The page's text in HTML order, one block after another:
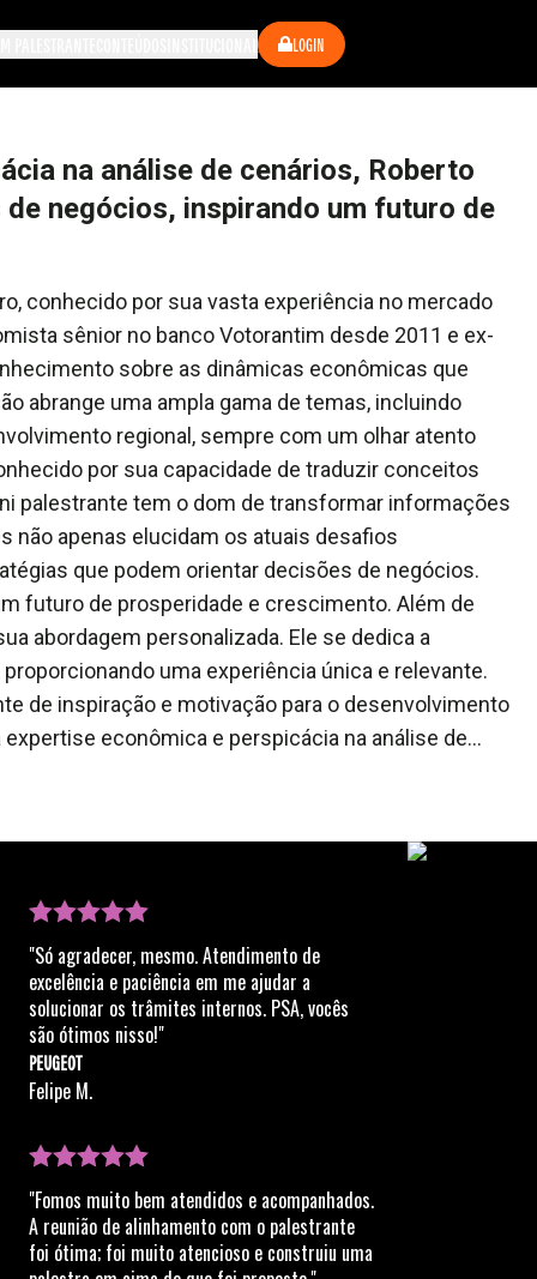
LOGIN
na análise de cenários, Roberto
negócios, inspirando um futuro de
conhecido por sua vasta experiência no mercado
sênior no banco Votorantim desde 2011 e ex-
sobre as dinâmicas econômicas que
abrange uma ampla gama de temas, incluindo
regional, sempre com um olhar atento
por sua capacidade de traduzir conceitos
palestrante tem o dom de transformar informações
não apenas elucidam os atuais desafios
que podem orientar decisões de negócios.
futuro de prosperidade e crescimento. Além de
abordagem personalizada. Ele se dedica a
uma experiência única e relevante.
de inspiração e motivação para o desenvolvimento
econômica e perspicácia na análise de
de negócios. Ele busca não apenas informar, mas
"Só agradecer, mesmo. Atendimento de
excelência e paciência em me ajudar a
solucionar os trâmites internos. PSA, vocês
são ótimos nisso!"
PEUGEOT
Felipe M.
"Fomos muito bem atendidos e acompanhados.
A reunião de alinhamento com o palestrante
foi ótima; foi muito atencioso e construiu uma